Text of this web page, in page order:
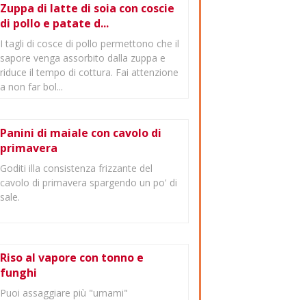
Zuppa di latte di soia con coscie
di pollo e patate d...
I tagli di cosce di pollo permettono che il
sapore venga assorbito dalla zuppa e
riduce il tempo di cottura. Fai attenzione
a non far bol...
Panini di maiale con cavolo di
primavera
Goditi illa consistenza frizzante del
cavolo di primavera spargendo un po' di
sale.
Riso al vapore con tonno e
funghi
Puoi assaggiare più "umami"